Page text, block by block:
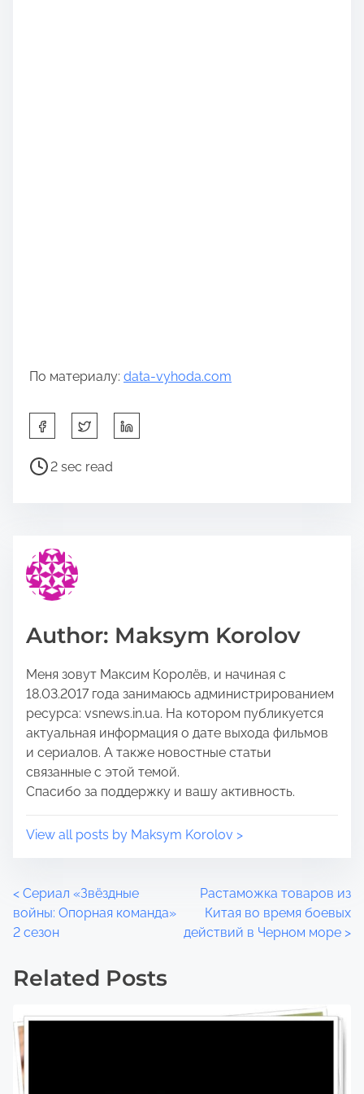
По материалу: data-vyhoda.com
h
a
s
p
s
o
n
:
P
o
e
a
d
i
e
2 sec read
Author: Maksym Korolov
Меня зовут Максим Королёв, и начиная с
18.03.2017 года занимаюсь администрированием
ресурса: vsnews.in.ua. На котором публикуется
актуальная информация о дате выхода фильмов
и сериалов. А также новостные статьи
связанные с этой темой.
Спасибо за поддержку и вашу активность.
View all posts by Maksym Korolov >
P
o
s
s
n
< Сериал «Звёздные
войны: Опорная команда»
2 сезон
Растаможка товаров из
Китая во время боевых
действий в Черном море >
Related Posts